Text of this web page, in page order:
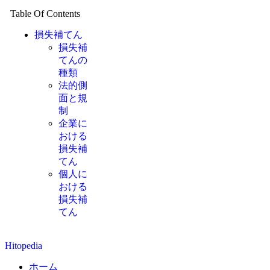
Table Of Contents
損失補てん
損失補
てんの
種類
法的側
面と規
制
企業に
おける
損失補
てん
個人に
おける
損失補
てん
Hitopedia
ホーム